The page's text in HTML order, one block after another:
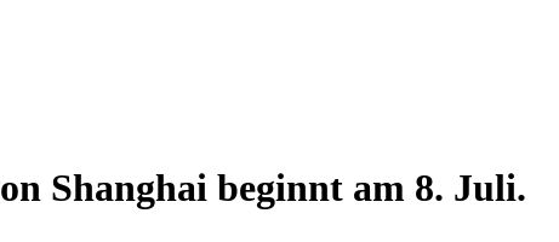
Shanghai beginnt am 8. Juli.